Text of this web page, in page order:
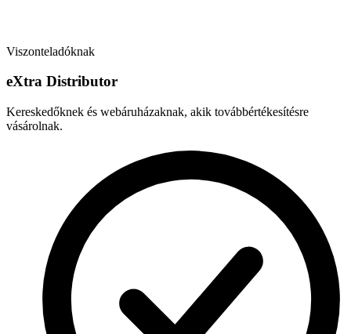
Viszonteladóknak
eXtra Distributor
Kereskedőknek és webáruházaknak, akik továbbértékesítésre
vásárolnak.